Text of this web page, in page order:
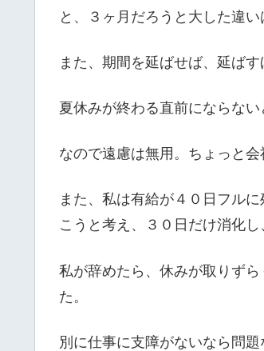
と、３ヶ月だろうと大した違い
また、期間を延ばせば、延ば
夏休みが終わる直前にならな
なので遠慮は無用。ちょっと
また、私は有給が４０日フル
こうと考え、３０日だけ消化
私が辞めたら、休みが取りず
た。
別に仕事に支障がないなら問